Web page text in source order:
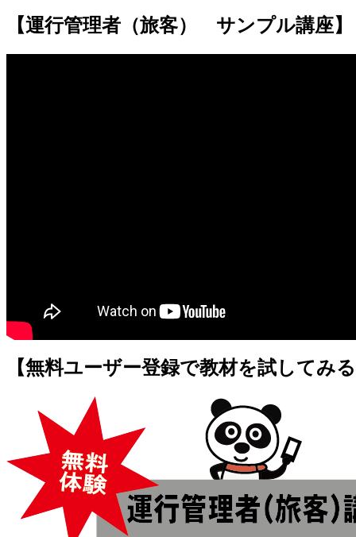
【運行管理者（旅客） サンプル講座】
【無料ユーザー登録で教材を試してみ